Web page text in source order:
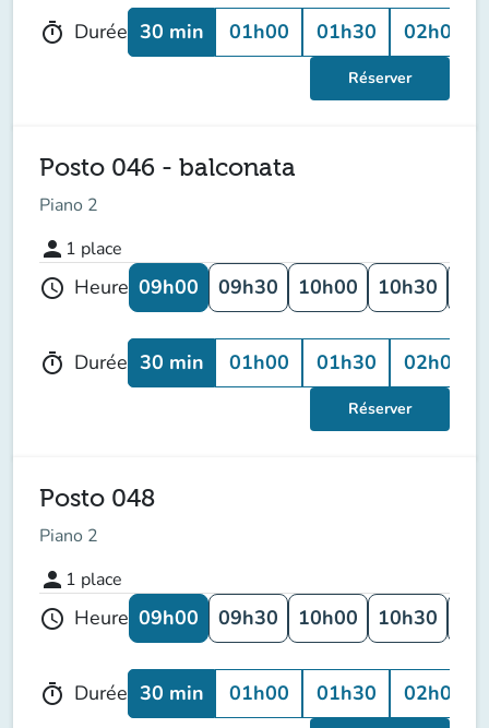
timer Durée 30 min 01h00 01h30 02h00
Réserver
Posto 046 - balconata
Piano 2
person 1 place
schedule Heure 09h00 09h30 10h00 10h30
timer Durée 30 min 01h00 01h30 02h00
Réserver
Posto 048
Piano 2
person 1 place
schedule Heure 09h00 09h30 10h00 10h30
timer Durée 30 min 01h00 01h30 02h00